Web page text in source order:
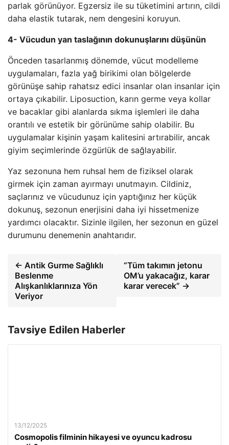
parlak görünüyor. Egzersiz ile su tüketimini artırın, cildi
daha elastik tutarak, nem dengesini koruyun.
4- Vücudun yan taslağının dokunuşlarını düşünün
Önceden tasarlanmış dönemde, vücut modelleme
uygulamaları, fazla yağ birikimi olan bölgelerde
görünüşe sahip rahatsız edici insanlar olan insanlar için
ortaya çıkabilir. Liposuction, karın germe veya kollar
ve bacaklar gibi alanlarda sıkma işlemleri ile daha
orantılı ve estetik bir görünüme sahip olabilir. Bu
uygulamalar kişinin yaşam kalitesini artırabilir, ancak
giyim seçimlerinde özgürlük de sağlayabilir.
Yaz sezonuna hem ruhsal hem de fiziksel olarak
girmek için zaman ayırmayı unutmayın. Cildiniz,
saçlarınız ve vücudunuz için yaptığınız her küçük
dokunuş, sezonun enerjisini daha iyi hissetmenize
yardımcı olacaktır. Sizinle ilgilen, her sezonun en güzel
durumunu denemenin anahtarıdır.
← Antik Gurme Sağlıklı
Beslenme
Alışkanlıklarınıza Yön
Veriyor
“Tüm takımın jetonu
OM’u yakacağız, karar
karar verecek” →
Tavsiye Edilen Haberler
13/12/2025
Cosmopolis filminin hikayesi ve oyuncu kadrosu